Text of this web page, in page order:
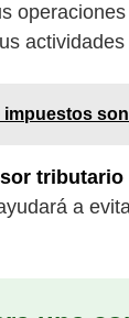
impuestos
a